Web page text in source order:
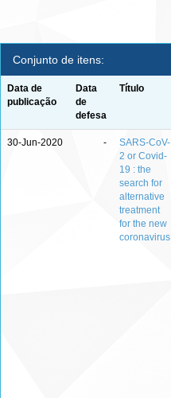
Conjunto de itens:
Data de
publicação
Data
de
defesa
Título
30-Jun-2020 -
SARS-CoV-
2 or Covid-
19 : the
search for
alternative
treatment
for the new
coronavirus